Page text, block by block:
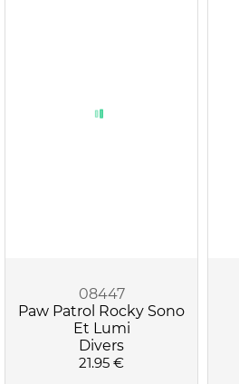
08447
Paw Patrol Rocky Sono
Et Lumi
Divers
21.95 €